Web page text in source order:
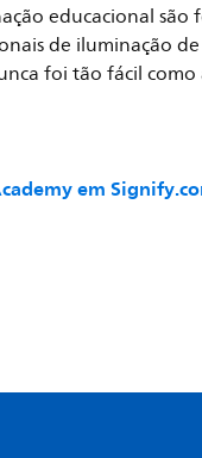
educacional são
de iluminação
foi tão fácil como
em